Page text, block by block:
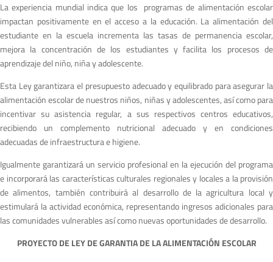
La experiencia mundial indica que los programas de alimentación escolar
impactan positivamente en el acceso a la educación. La alimentación del
estudiante en la escuela incrementa las tasas de permanencia escolar,
mejora la concentración de los estudiantes y facilita los procesos de
aprendizaje del niño, niña y adolescente.
Esta Ley garantizara el presupuesto adecuado y equilibrado para asegurar la
alimentación escolar de nuestros niños, niñas y adolescentes, así como para
incentivar su asistencia regular, a sus respectivos centros educativos,
recibiendo un complemento nutricional adecuado y en condiciones
adecuadas de infraestructura e higiene.
Igualmente garantizará un servicio profesional en la ejecución del programa
e incorporará las características culturales regionales y locales a la provisión
de alimentos, también contribuirá al desarrollo de la agricultura local y
estimulará la actividad económica, representando ingresos adicionales para
las comunidades vulnerables así como nuevas oportunidades de desarrollo.
PROYECTO DE LEY DE GARANTIA DE LA ALIMENTACIÓN ESCOLAR